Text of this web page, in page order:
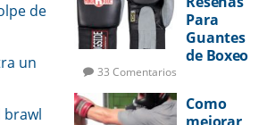
de
un
brawl
de Golpeo
Para
Guantes
de Boxeo
33 Comentarios
Como
mejorar